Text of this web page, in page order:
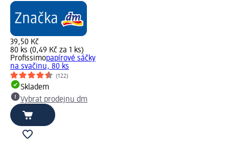
39,50 Kč
80 ks (0,49 Kč za 1 ks)
Profissimopapírové sáčky
na svačinu, 80 ks
(122)
Skladem
Vybrat prodejnu dm